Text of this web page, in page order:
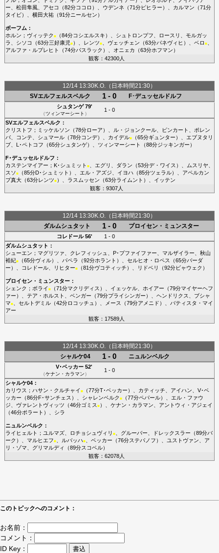
ー
松田隼風、 アセコ （82分ココロ ）、 ウデンネ （71分ピヒラー ）、 カルマン （71分
タイビ）、 横田大祐（91分ニールセン ）
ボーフム ：
ホルン ； ヴィッテク ■（84分コシエルスキ ）、 シュトロンプフ ロースリ
モルガッ
ラ
シソコ （63分三好康児 ■）、 レンツ■、 ヴェッチェン （63分パネヴィヒ ）、 ベロ ■、
アルファ・ルプレヒト
（74分パスラック ）、 オニェカ （63分ホフマン ）
観客：42300人
12/14 13:30K.O.（日本時間21:30）
SVエルフェルスベルク
1 - 0 F･デュッセルドルフ
シュタンゲ79'
（ツィンマーシート ）
1 - 0
SVエルフェルスベルク ：
クリストフ ； ミッケルソン （78分ローア ）、 ル・ジョンクール、 ピンカート
ポレン
バ、 コンテ シュマール（78分コンデ）、 カイデル■（65分ギュンター ）、 エブヌタリ
ブ、 L･ペトコフ （65分シュタンゲ）、 ツィンマーシート （88分ジッキンガー ）
F･デュッセルドルフ ：
カステンマイアー ； K･シュミット ■、 エグリ ダラン （53分デ・ワイス ）、 ムスリヤ
スソ■（85分D･シュミット ）、 エル・アズジ イヨハ（85分ツェラル）、 アペルカン
プ真大（63分レンツ■）、 ラスムッセン （63分ライムント ）、 イッテン
観客：9307人
12/14 13:30K.O.（日本時間21:30）
ダルムシュタット
1 - 0 プロイセン・ミュンスター
コレドール56'
1 - 0
ダルムシュタット ：
シューエン ； マグリツァ クレフィッシュ P･プファイファー マルザイラー
秋山
裕紀■（65分ヴィル）、 パペラ （92分ホラント ）、 セルヒオ・ロペス （65分バーダ
ー ）、 コレドール、 リヒター■（81分ヴコティッチ ）、 リドベリ （92分ビャウェク ）
プロイセン・ミュンスター：
シェンク ； ボライ ■（71分マクリディス ）、 イェッケル、 ホイアー （79分マイヤーヘフ
ァー ）、 テア・ホルスト ベンガー （79分プライシンガー ）、 ヘンドリクス
ブシャ
マ■、 セルトデミル（42分ロコッチュ ）、 メース （79分アメニド ）、 バティスタ・マイ
アー
観客：17589人
12/14 13:30K.O.（日本時間21:30）
シャルケ04
1 - 0 ニュルンベルク
V･ベッカー52'
（ケナン・カラマン）
1 - 0
シャルケ04：
カリウス ； ハサン・クルチャイ ■（77分T･ベッカー ）、 カティッチ アイハン
V･ベ
ッカー （86分F･サンチェス ）、 シャレンベルク ■（77分ペパール）、 エル・ファウ
ジ
ヴァレントヴィッツ （46分ゴミス ■）、 ケナン・カラマン
アントウィ・アジェイ
（46分ポラート ）、 シラ
ニュルンベルク ：
ライヒェルト ； ユルマズ、 ロチョシュヴィリ ■、 グルーバー ドレックスラー （89分バ
ーク ）、 マルヒエフ■、 ルバッハ■、 ベッカー （76分ステパノフ ）、 ユストヴァン
ア
リ・ゾマ
グリマルディ （89分スコベル）
観客：62078人
このトピックへのコメント：
お名前：
コメント：
ID Key：